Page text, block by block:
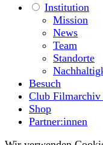
Institution
Mission
News
Team
Standorte
Besuch
Club Filmarchiv
Shop
Partner:innen